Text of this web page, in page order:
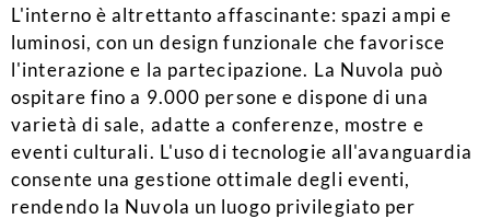
L'interno è altrettanto affascinante: spazi ampi e
luminosi, con un design funzionale che favorisce
l'interazione e la partecipazione. La Nuvola può
ospitare fino a 9.000 persone e dispone di una
varietà di sale, adatte a conferenze, mostre e
eventi culturali. L'uso di tecnologie all'avanguardia
consente una gestione ottimale degli eventi,
rendendo la Nuvola un luogo privilegiato per